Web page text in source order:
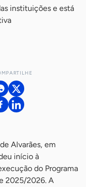
instituições e está
Alvarães, em
início à
do Programa
2025/2026. A